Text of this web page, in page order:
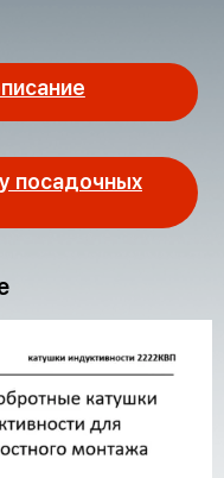
посадочных